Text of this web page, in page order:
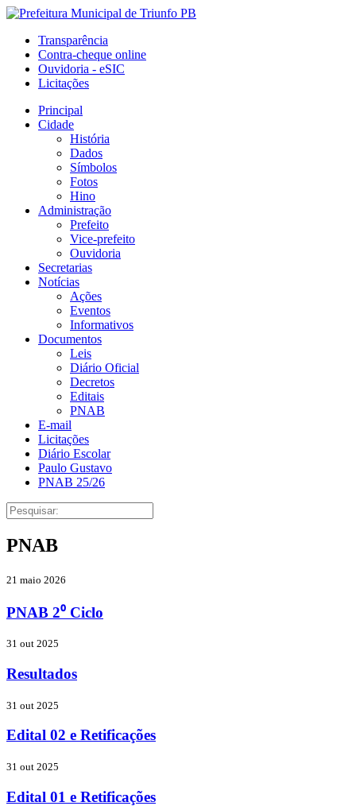
Transparência
Contra-cheque online
Ouvidoria - eSIC
Licitações
Principal
Cidade
História
Dados
Símbolos
Fotos
Hino
Administração
Prefeito
Vice-prefeito
Ouvidoria
Secretarias
Notícias
Ações
Eventos
Informativos
Documentos
Leis
Diário Oficial
Decretos
Editais
PNAB
E-mail
Licitações
Diário Escolar
Paulo Gustavo
PNAB 25/26
PNAB
21 maio 2026
PNAB 2⁰ Ciclo
31 out 2025
Resultados
31 out 2025
Edital 02 e Retificações
31 out 2025
Edital 01 e Retificações